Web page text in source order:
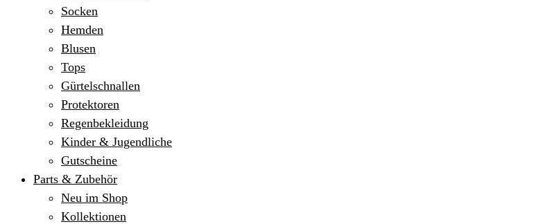
Socken
Hemden
Blusen
Tops
Gürtelschnallen
Protektoren
Regenbekleidung
Kinder & Jugendliche
Gutscheine
Parts & Zubehör
Neu im Shop
Kollektionen